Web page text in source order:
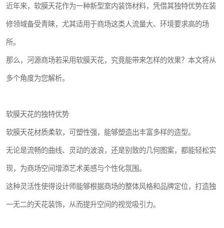
近年来，软膜天花作为一种新型室内装饰材料，凭借其独特优势在装
修领域备受青睐，尤其适用于商场这类人流量大、环境要求高的场
所。
那么，河源商场若采用软膜天花，究竟能带来怎样的效果？本文将从
多个角度为您解析。
软膜天花的独特优势
软膜天花材质柔软，可塑性强，能够塑造出丰富多样的造型。
无论是流畅的曲线、灵动的波浪，还是别致的几何图案，都能轻松实
现，为商场空间增添艺术美感与个性化氛围。
这种灵活性使得设计师能够根据商场的整体风格和品牌定位，打造独
一无二的天花装饰，从而提升空间的视觉吸引力。